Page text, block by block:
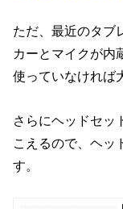
ただ、最近のタブ
カーとマイクが内
使っていなければ
さらにヘッドセッ
こえるので、ヘッ
す。